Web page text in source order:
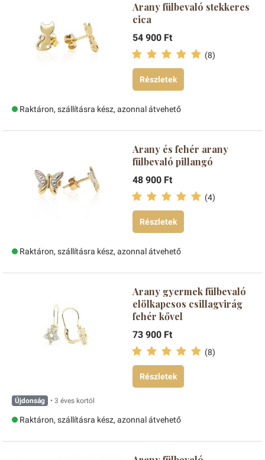
Arany fülbevaló stekkeres
cica
54 900 Ft
(8)
Részletek
Raktáron, szállításra kész, azonnal átvehető
Arany és fehér arany
fülbevaló pillangó
48 900 Ft
(4)
Részletek
Raktáron, szállításra kész, azonnal átvehető
Arany gyermek fülbevaló
elölkapcsos csillagvirág
fehér kővel
73 900 Ft
(8)
Részletek
Újdonság • 3 éves kortól
Raktáron, szállításra kész, azonnal átvehető